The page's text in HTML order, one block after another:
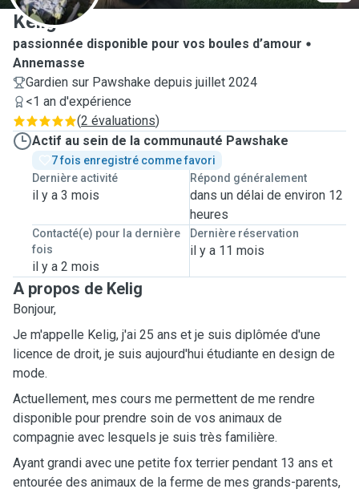
Kelig
passionnée disponible pour vos boules d’amour
Annemasse
Gardien sur Pawshake depuis juillet 2024
<1 an d'expérience
(2 évaluations)
Actif au sein de la communauté Pawshake
7 fois enregistré comme favori
Dernière activité
il y a 3 mois
Répond généralement
dans un délai de environ 12
heures
Contacté(e) pour la dernière
fois
il y a 2 mois
Dernière réservation
il y a 11 mois
A propos de Kelig
Bonjour,
Je m'appelle Kelig, j'ai 25 ans et je suis diplômée d'une
licence de droit, je suis aujourd'hui étudiante en design de
mode.
Actuellement, mes cours me permettent de me rendre
disponible pour prendre soin de vos animaux de
compagnie avec lesquels je suis très familière.
Ayant grandi avec une petite fox terrier pendant 13 ans et
entourée des animaux de la ferme de mes grands-parents,